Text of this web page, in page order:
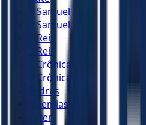
1 Samuel
2 Samuel
1 Reis
2 Reis
1 Crônicas
2 Crônicas
Esdras
Neemias
Ester